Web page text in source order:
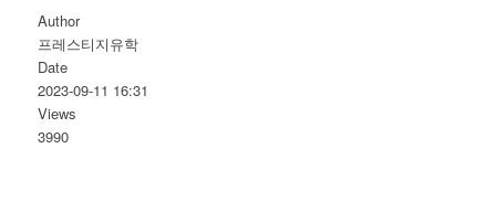
Author
프레스티지유학
Date
2023-09-11 16:31
Views
3990